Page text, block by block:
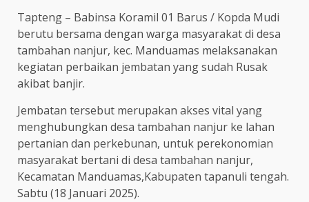
Tapteng – Babinsa Koramil 01 Barus / Kopda Mudi
berutu bersama dengan warga masyarakat di desa
tambahan nanjur, kec. Manduamas melaksanakan
kegiatan perbaikan jembatan yang sudah Rusak
akibat banjir.
Jembatan tersebut merupakan akses vital yang
menghubungkan desa tambahan nanjur ke lahan
pertanian dan perkebunan, untuk perekonomian
masyarakat bertani di desa tambahan nanjur,
Kecamatan Manduamas,Kabupaten tapanuli tengah.
Sabtu (18 Januari 2025).